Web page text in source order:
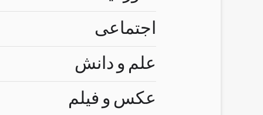
اجتماعی
علم و دانش
عکس و فیلم